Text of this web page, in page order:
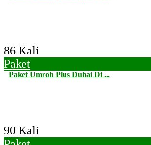
86 Kali
Paket
Paket Umroh Plus Dubai Di ...
90 Kali